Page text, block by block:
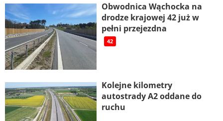
Obwodnica Wąchocka na
drodze krajowej 42 już w
pełni przejezdna
42
Kolejne kilometry
autostrady A2 oddane do
ruchu